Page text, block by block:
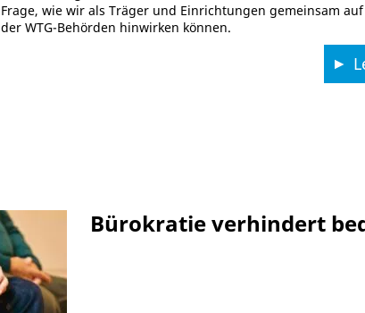
Frage, wie wir als Träger und Einrichtungen gemeinsam
der WTG-Behörden hinwirken können.
Bürokratie verhindert